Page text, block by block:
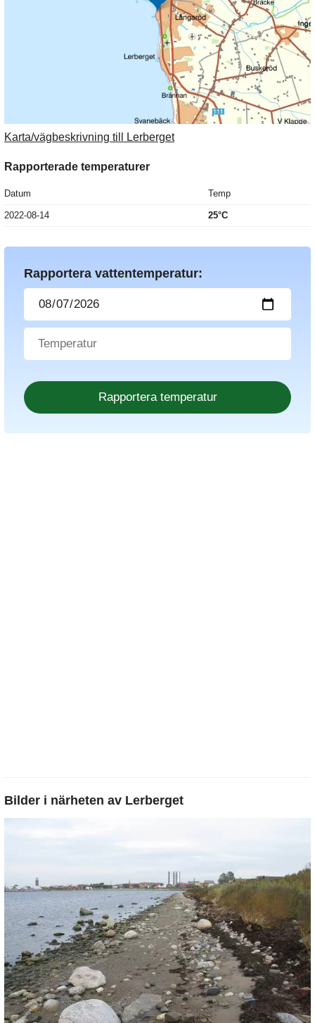
Karta/vägbeskrivning till Lerberget
Rapporterade temperaturer
Datum Temp
2022-08-14 25°C
Rapportera vattentemperatur:
Bilder i närheten av Lerberget